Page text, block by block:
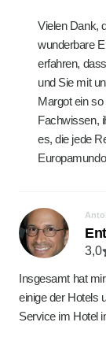
Vielen Dank,
wunderbare
erfahren,
und Sie mit
Margot ein
Fachwissen,
es, die jede
3,0
Insgesamt hat
einige der Hotels
Service im Hotel